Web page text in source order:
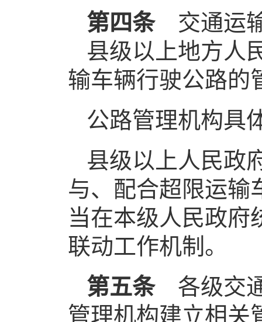
第四条交通运输
县级以上地方人
输车辆行驶公路的
公路管理机构具
县级以上人民政
与、配合超限运输
当在本级人民政府
联动工作机制。
第五条各级交通
管理机构建立相关